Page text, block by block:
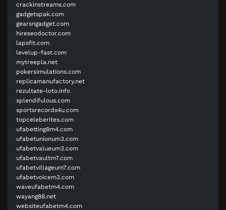
crackinstreams.com
gadgetspak.com
gearsngadget.com
hireseodoctor.com
lapsfit.com
levelup-fast.com
mytreepla.net
pokersimulations.com
replicamanufactory.net
rezultate-loto.info
splendifulous.com
sportsrecords4u.com
topceleberites.com
ufabetting8m4.com
ufabetunionum3.com
ufabetvalueum3.com
ufabetvaultm7.com
ufabetvillageum7.com
ufabetvoicem3.com
waveufabetm4.com
wayang88.net
websiteufabetm4.com